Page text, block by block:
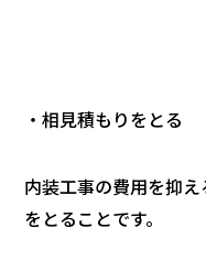
・相見積もりをとる
内装工事の費用を抑
をとることです。